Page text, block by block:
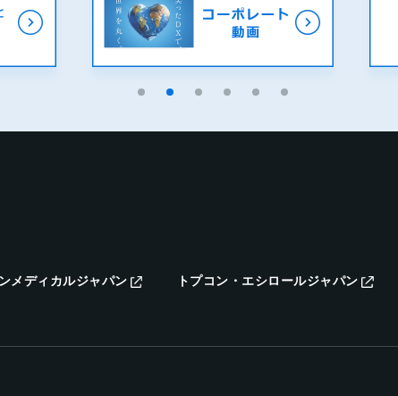
メディカルジャパン トプコン・エシロールジャパン